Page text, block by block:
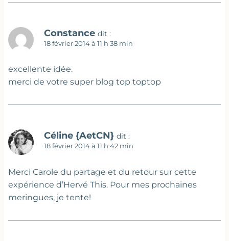
Constance dit :
18 février 2014 à 11 h 38 min
excellente idée.
merci de votre super blog top toptop
Céline {AetCN} dit :
18 février 2014 à 11 h 42 min
Merci Carole du partage et du retour sur cette
expérience d’Hervé This. Pour mes prochaines
meringues, je tente!